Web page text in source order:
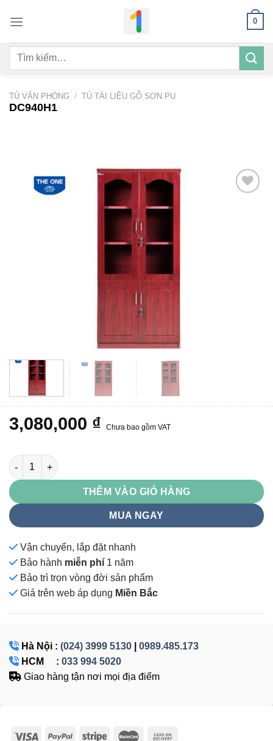
qua
dung
0
Tìm
TỦ VĂN PHÒNG / TỦ TÀI LIỆU GỖ SƠN PU
DC940H1
3,080,000 ₫ Chưa bao gồm VAT
DC940H1 số lượng
THÊM VÀO GIỎ HÀNG
MUA NGAY
Vận chuyển, lắp đặt nhanh
Bảo hành miễn phí 1 năm
Bảo trì trọn vòng đời sản phẩm
Giá trên web áp dụng Miền Bắc
Hà Nội : (024) 3999 5130
0989.485.173
HCM : 033 994 5020
Giao hàng tận nơi mọi địa điểm